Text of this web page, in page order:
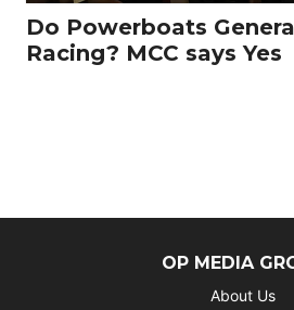
Do Powerboats
Racing? MCC says Yes
OP MEDIA
About Us